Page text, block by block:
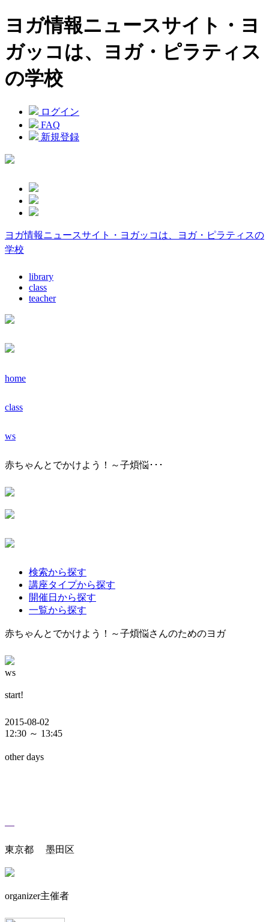
ヨガ情報ニュースサイト・ヨ
ガッコは、ヨガ・ピラティス
の学校
ログイン
FAQ
新規登録
ヨガ情報ニュースサイト・ヨガッコは、ヨガ・ピラティスの
学校
library
class
teacher
home
class
ws
赤ちゃんとでかけよう！～子煩悩･･･
検索から探す
講座タイプから探す
開催日から探す
一覧から探す
赤ちゃんとでかけよう！～子煩悩さんのためのヨガ
ws
start!
2015-08-02
12:30 ～ 13:45
other days
東京都 墨田区
organizer主催者